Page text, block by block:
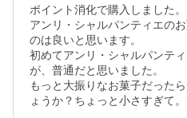
ポイント消化で購入しました。
アンリ・シャルパンティエの
のは良いと思います。
初めてアンリ・シャルパンテ
が、普通だと思いました。
もっと大振りなお菓子だった
ょうか？ちょっと小さすぎて。